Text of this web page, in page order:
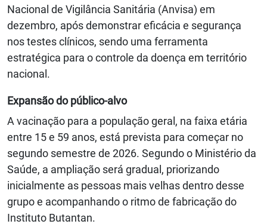
Nacional de Vigilância Sanitária (Anvisa) em
dezembro, após demonstrar eficácia e segurança
nos testes clínicos, sendo uma ferramenta
estratégica para o controle da doença em território
nacional.
Expansão do público-alvo
A vacinação para a população geral, na faixa etária
entre 15 e 59 anos, está prevista para começar no
segundo semestre de 2026. Segundo o Ministério da
Saúde, a ampliação será gradual, priorizando
inicialmente as pessoas mais velhas dentro desse
grupo e acompanhando o ritmo de fabricação do
Instituto Butantan.